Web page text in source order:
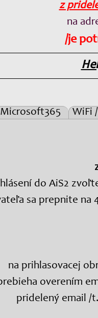
z
na
/je
Microsoft365 WiFi
do AiS2
sa prepnite na
na prihlasovacej
overením
pridelený email /
prihláste sa do
vľavo dole na
do AiS2
V správe
prípade potreby je
Príručka so
Príručka